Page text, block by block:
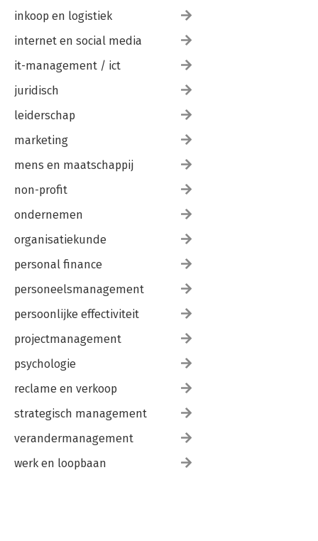
inkoop en logistiek
internet en social media
it-management / ict
juridisch
leiderschap
marketing
mens en maatschappij
non-profit
ondernemen
organisatiekunde
personal finance
personeelsmanagement
persoonlijke effectiviteit
projectmanagement
psychologie
reclame en verkoop
strategisch management
verandermanagement
werk en loopbaan